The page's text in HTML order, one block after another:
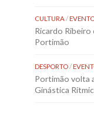
CULTURA/
Ricardo Ribeiro
Portimão
DESPORTO/
Portimão volta
Ginástica